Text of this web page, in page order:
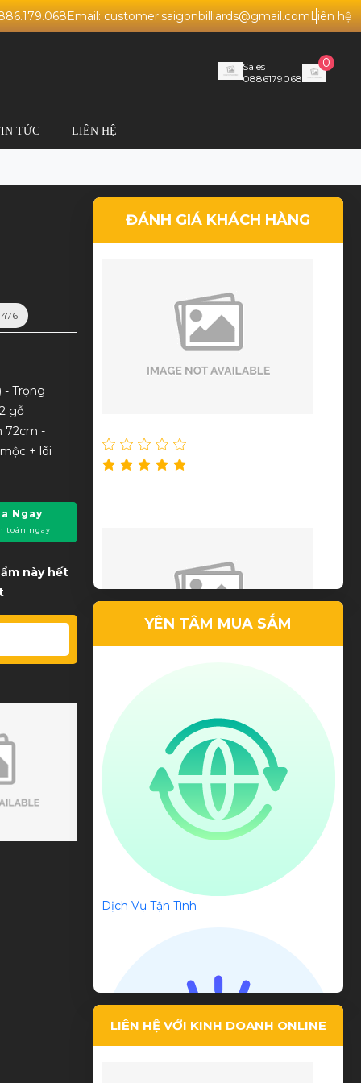
Email: customer.saigonbilliards@gmail.comLiên hệ
Sales
0886179068
0
TỨC LIÊN HỆ
- Trọng
gỗ
72cm -
+ lõi
Ngay
toán ngay
này hết
ĐÁNH GIÁ KHÁCH HÀNG
Giá phải chăng, tư vấn tận tình
YÊN TÂM MUA SẮM
Dịch Vụ Tận Tình
LIÊN HỆ VỚI KINH DOANH ONLINE